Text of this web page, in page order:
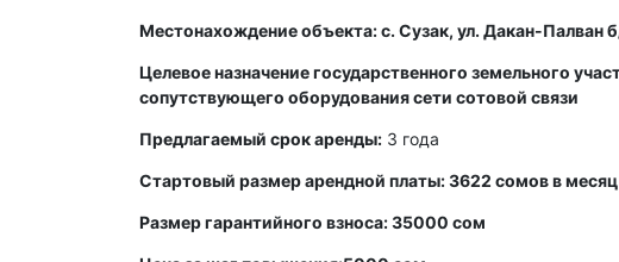
Местонахождение объекта: с. Сузак, ул. Дакан-Палван
Целевое назначение государственного земельного
сопутствующего оборудования сети сотовой связи
Предлагаемый срок аренды: 3 года
Стартовый размер арендной платы: 3622 сомов в месяц
Размер гарантийного взноса: 35000 сом